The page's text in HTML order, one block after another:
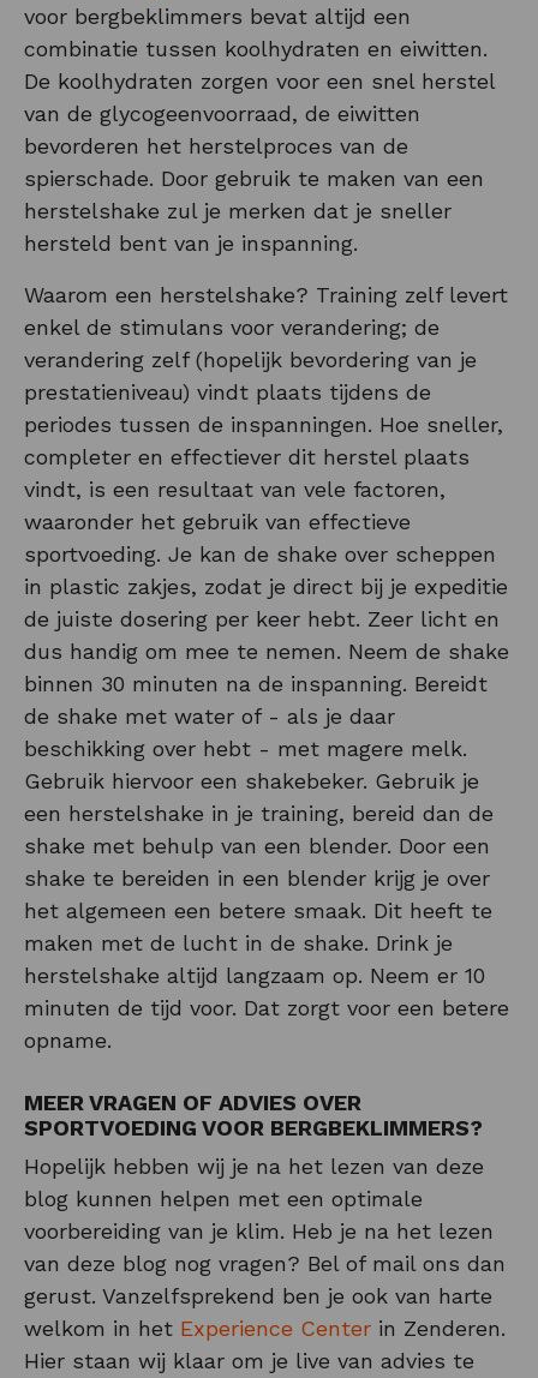
voor bergbeklimmers bevat altijd een
combinatie tussen koolhydraten en eiwitten.
De koolhydraten zorgen voor een snel herstel
van de glycogeenvoorraad, de eiwitten
bevorderen het herstelproces van de
spierschade. Door gebruik te maken van een
herstelshake zul je merken dat je sneller
hersteld bent van je inspanning.
Waarom een herstelshake? Training zelf levert
enkel de stimulans voor verandering; de
verandering zelf (hopelijk bevordering van je
prestatieniveau) vindt plaats tijdens de
periodes tussen de inspanningen. Hoe sneller,
completer en effectiever dit herstel plaats
vindt, is een resultaat van vele factoren,
waaronder het gebruik van effectieve
sportvoeding. Je kan de shake over scheppen
in plastic zakjes, zodat je direct bij je expeditie
de juiste dosering per keer hebt. Zeer licht en
dus handig om mee te nemen. Neem de shake
binnen 30 minuten na de inspanning. Bereidt
de shake met water of - als je daar
beschikking over hebt - met magere melk.
Gebruik hiervoor een shakebeker. Gebruik je
een herstelshake in je training, bereid dan de
shake met behulp van een blender. Door een
shake te bereiden in een blender krijg je over
het algemeen een betere smaak. Dit heeft te
maken met de lucht in de shake. Drink je
herstelshake altijd langzaam op. Neem er 10
minuten de tijd voor. Dat zorgt voor een betere
opname.
MEER VRAGEN OF ADVIES OVER
SPORTVOEDING VOOR BERGBEKLIMMERS?
Hopelijk hebben wij je na het lezen van deze
blog kunnen helpen met een optimale
voorbereiding van je klim. Heb je na het lezen
van deze blog nog vragen? Bel of mail ons dan
gerust. Vanzelfsprekend ben je ook van harte
welkom in het Experience Center in Zenderen.
Hier staan wij klaar om je live van advies te